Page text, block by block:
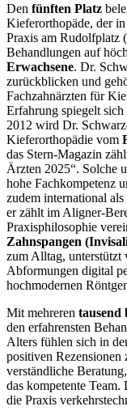
Den fünften Platz
Kieferorthopäde, der
Praxis am Rudolfplatz
Behandlungen auf
Erwachsene. Dr.
zurückblicken und
Fachzahnärzten für
Erfahrung spiegelt
2012 wird Dr.
Kieferorthopädie vom
das Stern-Magazin
Ärzten 2025“. Solche
hohe Fachkompetenz
zudem international
er zählt im Aligner-
Praxisphilosophie
Zahnspangen
zum Alltag, unterstützt
Abformungen digital
hochmodernen
Mit mehreren tausend
den erfahrensten
Alters fühlen sich in
positiven Rezensionen
verständliche
das kompetente
die Praxis